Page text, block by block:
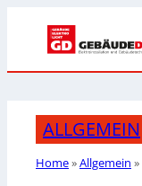
ALLGEMEIN
Home»Allgemein »